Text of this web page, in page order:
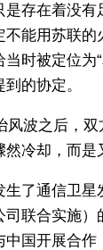
是存在着没有
不能用苏联
时被定位为
的协定。
风波之后，
冷却，而是
了通信卫星
司联合实施）
中国开展合作